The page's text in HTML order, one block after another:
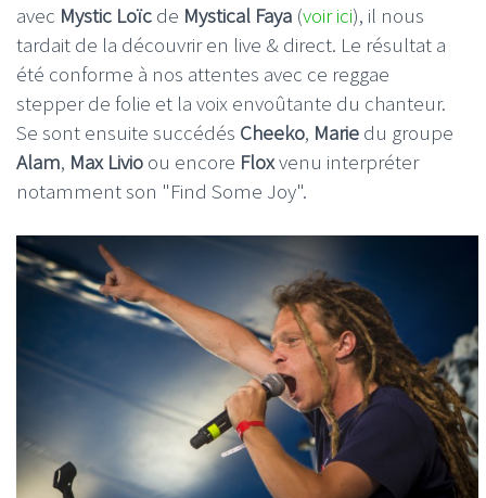
avec Mystic Loïc de Mystical Faya (voir ici), il nous
tardait de la découvrir en live & direct. Le résultat a
été conforme à nos attentes avec ce reggae
stepper de folie et la voix envoûtante du chanteur.
Se sont ensuite succédés Cheeko, Marie du groupe
Alam, Max Livio ou encore Floxvenu interpréter
notamment son "Find Some Joy".